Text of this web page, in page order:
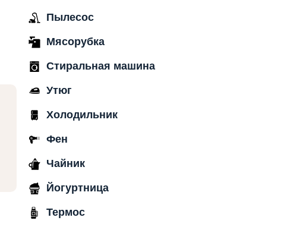
Пылесос
Мясорубка
Стиральная машина
Утюг
Холодильник
Фен
Чайник
Йогуртница
Термос